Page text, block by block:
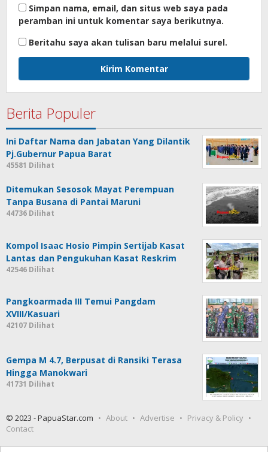
Simpan nama, email, dan situs web saya pada
peramban ini untuk komentar saya berikutnya.
Beritahu saya akan tulisan baru melalui surel.
Berita Populer
Ini Daftar Nama dan Jabatan Yang Dilantik
Pj.Gubernur Papua Barat
45581 Dilihat
Ditemukan Sesosok Mayat Perempuan
Tanpa Busana di Pantai Maruni
44736 Dilihat
Kompol Isaac Hosio Pimpin Sertijab Kasat
Lantas dan Pengukuhan Kasat Reskrim
42546 Dilihat
Pangkoarmada III Temui Pangdam
XVIII/Kasuari
42107 Dilihat
Gempa M 4.7, Berpusat di Ransiki Terasa
Hingga Manokwari
41731 Dilihat
© 2023 - PapuaStar.com About Advertise
Privacy & Policy
Contact